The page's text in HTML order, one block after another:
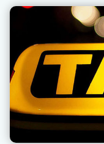
Клиенту
авто и времени
Водитель
вызов к
По прибытию на
приложении
клиенту и